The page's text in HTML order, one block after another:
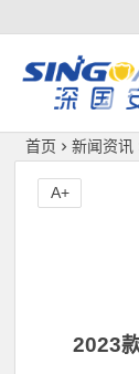
深国安
首页 新闻资讯
2023
A+